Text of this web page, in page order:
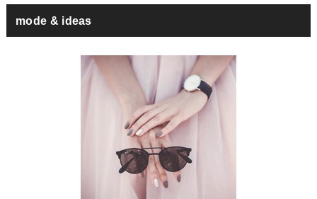
mode & ideas